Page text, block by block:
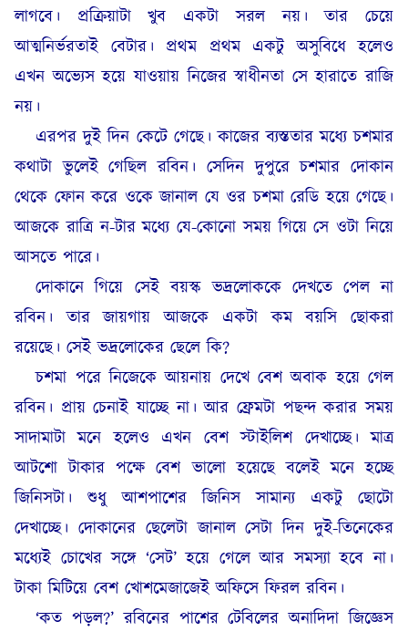
লাগবে। প্রক্রিয়াটা খুব একটা সরল নয়। তার চেয়ে
আত্মনির্ভরতাই বেটার। প্রথম প্রথম একটু অসুবিধে হলেও
এখন অভ্যেস হয়ে যাওয়ায় নিজের স্বাধীনতা সে হারাতে রাজি
নয়।
এরপর দুই দিন কেটে গেছে। কাজের ব্যস্ততার মধ্যে চশমার
কথাটা ভুলেই গেছিল রবিন। সেদিন দুপুরে চশমার দোকান
থেকে ফোন করে ওকে জানাল যে ওর চশমা রেডি হয়ে গেছে।
আজকে রাত্রি ন-টার মধ্যে যে-কোনো সময় গিয়ে সে ওটা নিয়ে
আসতে পারে।
দোকানে গিয়ে সেই বয়স্ক ভদ্রলোককে দেখতে পেল না
রবিন। তার জায়গায় আজকে একটা কম বয়সি ছোকরা
রয়েছে। সেই ভদ্রলোকের ছেলে কি?
চশমা পরে নিজেকে আয়নায় দেখে বেশ অবাক হয়ে গেল
রবিন। প্রায় চেনাই যাচ্ছে না। আর ফ্রেমটা পছন্দ করার সময়
সাদামাটা মনে হলেও এখন বেশ স্টাইলিশ দেখাচ্ছে। মাত্র
আটশো টাকার পক্ষে বেশ ভালো হয়েছে বলেই মনে হচ্ছে
জিনিসটা। শুধু আশপাশের জিনিস সামান্য একটু ছোটো
দেখাচ্ছে। দোকানের ছেলেটা জানাল সেটা দিন দুই-তিনেকের
মধ্যেই চোখের সঙ্গে ‘সেট’ হয়ে গেলে আর সমস্যা হবে না।
টাকা মিটিয়ে বেশ খোশমেজাজেই অফিসে ফিরল রবিন।
‘কত পড়ল?’ রবিনের পাশের টেবিলের অনাদিদা জিজ্ঞেস